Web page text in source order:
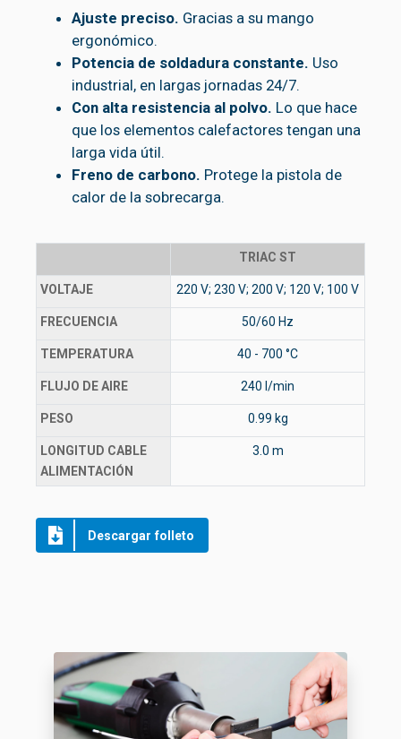
Ajuste preciso. Gracias a su mango
ergonómico.
Potencia de soldadura constante. Uso
industrial, en largas jornadas 24/7.
Con alta resistencia al polvo. Lo que hace
que los elementos calefactores tengan una
larga vida útil.
Freno de carbono. Protege la pistola de
calor de la sobrecarga.
TRIAC ST
VOLTAJE 220 V; 230 V; 200 V; 120 V; 100 V
FRECUENCIA 50/60 Hz
TEMPERATURA 40 - 700 °C
FLUJO DE AIRE 240 l/min
PESO 0.99 kg
LONGITUD CABLE
ALIMENTACIÓN
3.0 m
Descargar folleto